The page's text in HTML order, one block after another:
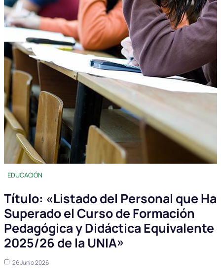
EDUCACIÓN
Título: «Listado del Personal que Ha
Superado el Curso de Formación
Pedagógica y Didáctica Equivalente
2025/26 de la UNIA»
26 Junio 2026